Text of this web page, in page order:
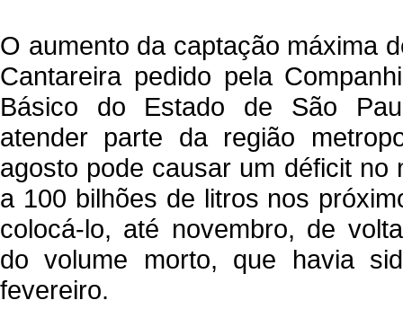
O aumento da captação máxima
Cantareira pedido pela
Básico do Estado de São
atender parte da região
agosto pode causar um déficit no
a 100 bilhões de litros nos
colocá-lo, até novembro, de
do volume morto, que havia
fevereiro.